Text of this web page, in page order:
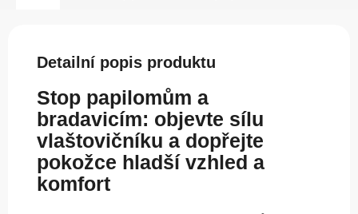
Detailní popis produktu
Stop papilomům a
bradavicím: objevte sílu
vlaštovičníku a dopřejte
pokožce hladší vzhled a
komfort